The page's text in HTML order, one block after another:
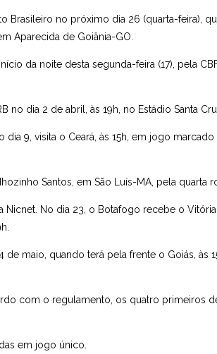
Brasileiro no próximo dia 26 (quarta-feira),
Aparecida de Goiânia-GO.
da noite desta segunda-feira (17), pela
dia 2 de abril, às 19h, no Estádio Santa
9, visita o Ceará, às 15h, em jogo
Santos, em São Luís-MA, pela quarta
No dia 23, o Botafogo recebe o
de maio, quando terá pela frente o Goiás, às
com o regulamento, os quatro primeiros
em jogo único.